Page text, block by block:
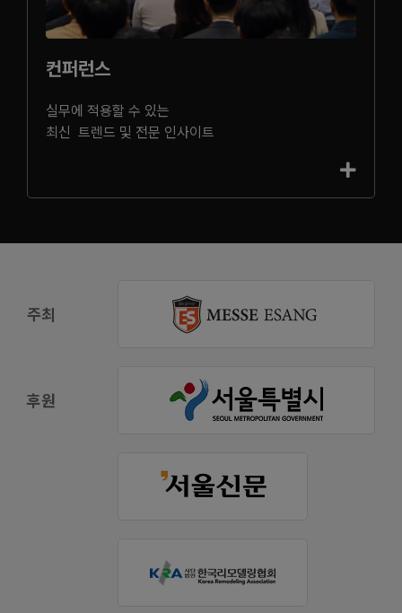
컨퍼런스
실무에 적용할 수 있는
최신 트렌드 및 전문 인사이트
주최
후원